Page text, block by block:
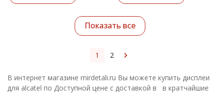
Показать все
1 2
В интернет магазине mirdetali.ru Вы можете купить дисплеи
для alcatel по Доступной цене с доставкой в в кратчайшие